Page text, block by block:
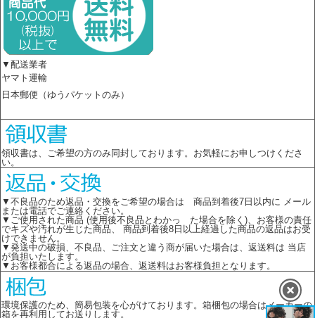
▼配送業者
ヤマト運輸
日本郵便（ゆうパケットのみ）
領収書は、ご希望の方のみ同封しております。お気軽にお申しつけくださ
い。
▼不良品のため返品・交換をご希望の場合は 商品到着後7日以内に メール
または電話でご連絡ください。
▼ご使用された商品 (使用後不良品とわかっ た場合を除く)、お客様の責任
でキズや汚れが生じた商品、 商品到着後8日以上経過した商品の返品はお受
けできません。
▼発送中の破損、不良品、ご注文と違う商が届いた場合は、返送料は 当店
が負担いたします。
▼お客様都合による返品の場合、返送料はお客様負担となります。
環境保護のため、簡易包装を心がけております。箱梱包の場合はメーカーの
箱を再利用してお送りします。